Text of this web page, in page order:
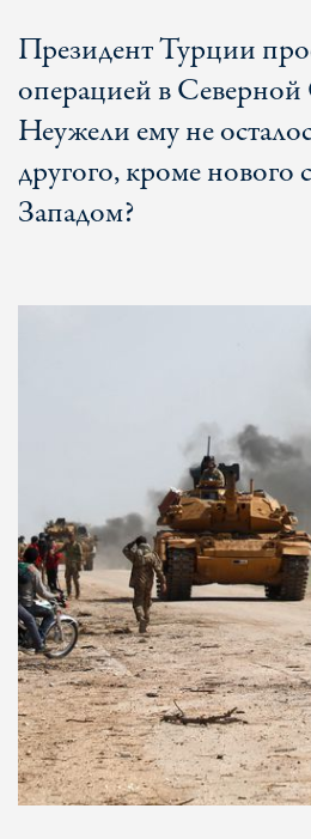
Президент Турции
операцией в
Неужели ему не
другого, кроме нового
Западом?